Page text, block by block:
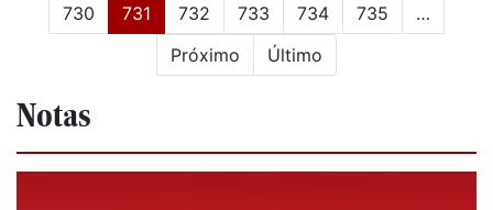
730
731(current)
732 733 734 735
…
Próximo
Último
Notas